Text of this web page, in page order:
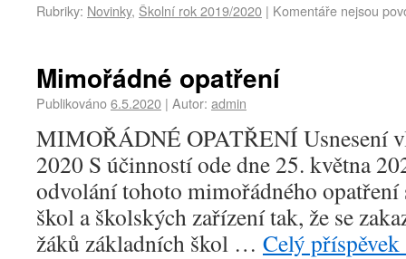
Rubriky: Novinky, Školní rok 2019/2020 | Komentáře nejsou
Mimořádné opatření
Publikováno6.5.2020 | Autor: admin
MIMOŘÁDNÉ OPATŘENÍ Usnesení
2020 S účinností ode dne 25. května
odvolání tohoto mimořádného opatření
škol a školských zařízení tak, že se
žáků základních škol … Celý příspěvek